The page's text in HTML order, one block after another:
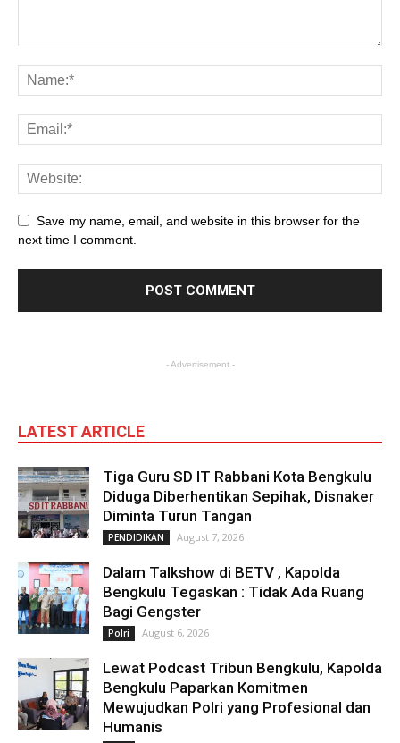
Save my name, email, and website in this browser for the
next time I comment.
- Advertisement -
LATEST ARTICLE
Tiga Guru SD IT Rabbani Kota Bengkulu
Diduga Diberhentikan Sepihak, Disnaker
Diminta Turun Tangan
PENDIDIKAN August 7, 2026
Dalam Talkshow di BETV , Kapolda
Bengkulu Tegaskan : Tidak Ada Ruang
Bagi Gengster
Polri August 6, 2026
Lewat Podcast Tribun Bengkulu, Kapolda
Bengkulu Paparkan Komitmen
Mewujudkan Polri yang Profesional dan
Humanis